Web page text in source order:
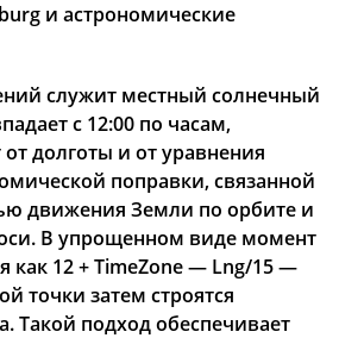
13:09 17:05 20:21 22:14
13:09 17:03 20:19
13:08 17:02 20:17 22:08
13:08 17:01 20:15 22:05
13:08 17:00 20:12
и астрономические
служит местный солнечный
с 12:00 по часам,
долготы и от уравнения
поправки, связанной
движения Земли по орбите и
В упрощенном виде момент
как 12 + TimeZone — Lng/15 —
точки затем строятся
Такой подход обеспечивает